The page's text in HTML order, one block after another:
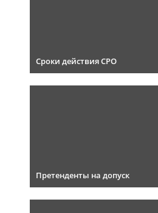
Сроки действия СРО
Претенденты на допуск